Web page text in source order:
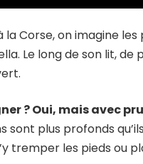
la Corse, on imagine
Le long de son lit,
? Oui, mais avec
sont plus profonds
tremper les pieds ou